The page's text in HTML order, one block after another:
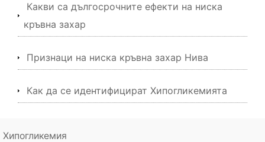
Какви са дългосрочните ефекти на ниска
кръвна захар
Признаци на ниска кръвна захар Нива
Как да се идентифицират Хипогликемията
Хипогликемия